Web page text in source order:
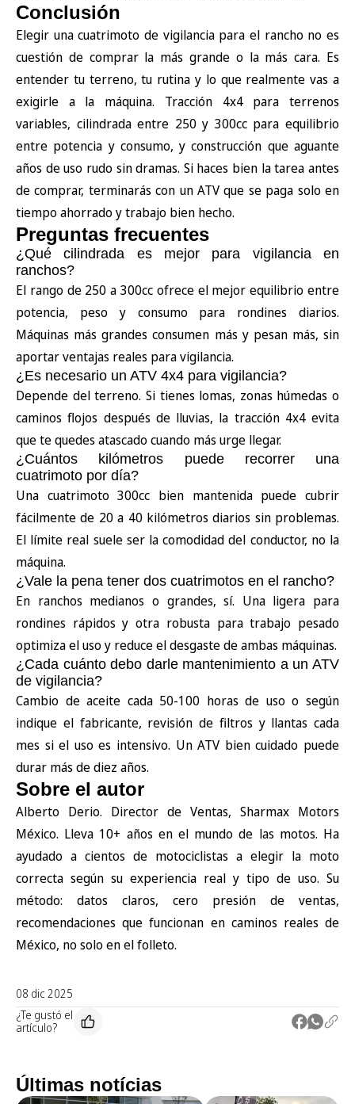
Conclusión
Elegir una cuatrimoto de vigilancia para el rancho no es
cuestión de comprar la más grande o la más cara. Es
entender tu terreno, tu rutina y lo que realmente vas a
exigirle a la máquina. Tracción 4x4 para terrenos
variables, cilindrada entre 250 y 300cc para equilibrio
entre potencia y consumo, y construcción que aguante
años de uso rudo sin dramas. Si haces bien la tarea antes
de comprar, terminarás con un ATV que se paga solo en
tiempo ahorrado y trabajo bien hecho.
Preguntas frecuentes
¿Qué cilindrada es mejor para vigilancia en
ranchos?
El rango de 250 a 300cc ofrece el mejor equilibrio entre
potencia, peso y consumo para rondines diarios.
Máquinas más grandes consumen más y pesan más, sin
aportar ventajas reales para vigilancia.
¿Es necesario un ATV 4x4 para vigilancia?
Depende del terreno. Si tienes lomas, zonas húmedas o
caminos flojos después de lluvias, la tracción 4x4 evita
que te quedes atascado cuando más urge llegar.
¿Cuántos kilómetros puede recorrer una
cuatrimoto por día?
Una cuatrimoto 300cc bien mantenida puede cubrir
fácilmente de 20 a 40 kilómetros diarios sin problemas.
El límite real suele ser la comodidad del conductor, no la
máquina.
¿Vale la pena tener dos cuatrimotos en el rancho?
En ranchos medianos o grandes, sí. Una ligera para
rondines rápidos y otra robusta para trabajo pesado
optimiza el uso y reduce el desgaste de ambas máquinas.
¿Cada cuánto debo darle mantenimiento a un ATV
de vigilancia?
Cambio de aceite cada 50-100 horas de uso o según
indique el fabricante, revisión de filtros y llantas cada
mes si el uso es intensivo. Un ATV bien cuidado puede
durar más de diez años.
Sobre el autor
Alberto Derio. Director de Ventas, Sharmax Motors
México. Lleva 10+ años en el mundo de las motos. Ha
ayudado a cientos de motociclistas a elegir la moto
correcta según su experiencia real y tipo de uso. Su
método: datos claros, cero presión de ventas,
recomendaciones que funcionan en caminos reales de
México, no solo en el folleto.
08 dic 2025
¿Te gustó el
artículo?
Últimas notícias